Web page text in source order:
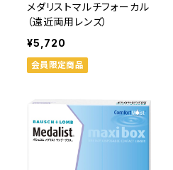
メダリストマルチフォーカル
（遠近両用レンズ）
¥5,720
会員限定商品